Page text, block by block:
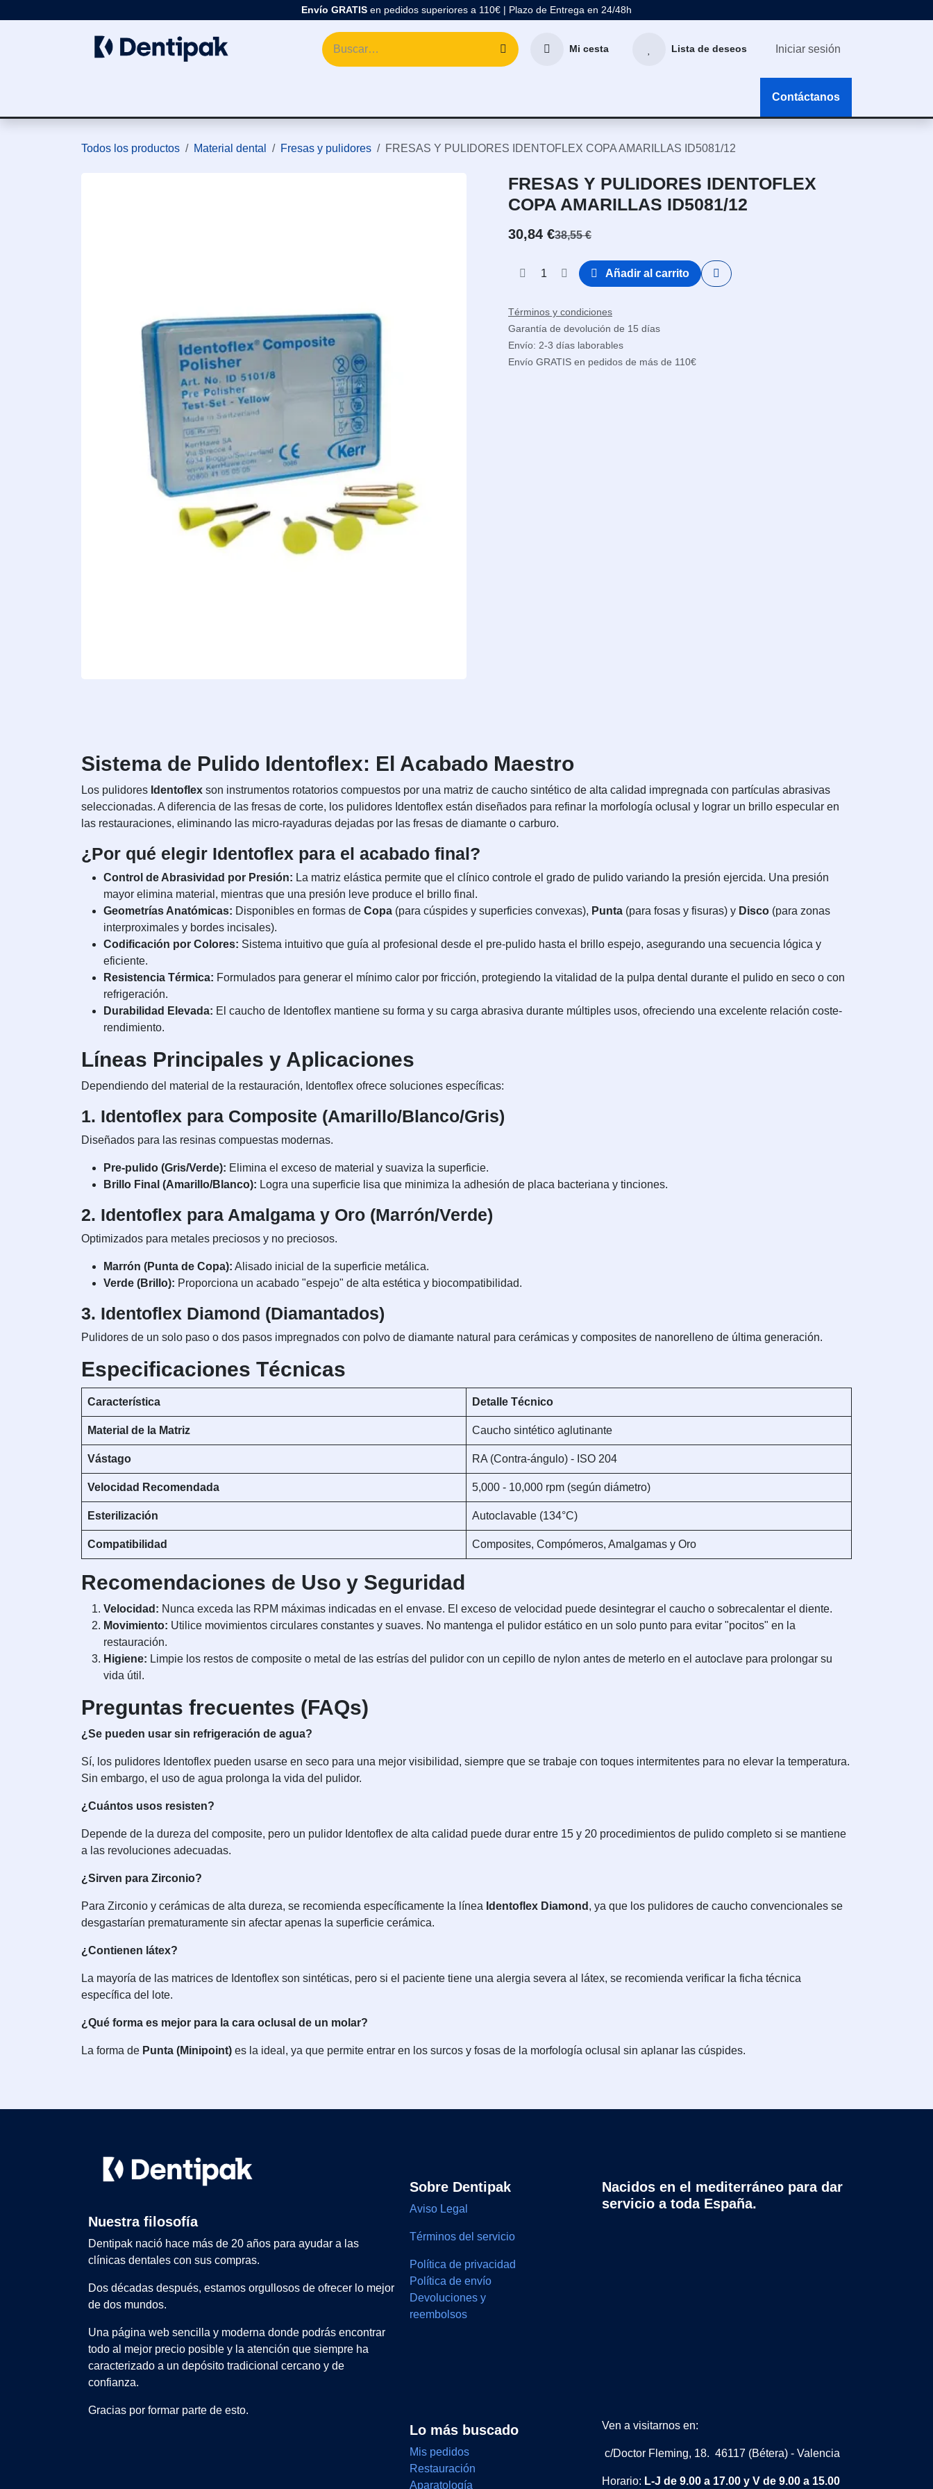
Envío GRATIS en pedidos superiores a 110€ | Plazo de Entrega en 24/48h
Mi cesta Lista de deseos Iniciar sesión
Contáctanos
Todos los productos Material dental Fresas y pulidores FRESAS Y PULIDORES IDENTOFLEX COPA AMARILLAS ID5081/12
FRESAS Y PULIDORES IDENTOFLEX
COPA AMARILLAS ID5081/12
30,84 €38,55€
Añadir al carrito
Términos y condiciones
Garantía de devolución de 15 días
Envío: 2-3 días laborables
Envío GRATIS en pedidos de más de 110€
Sistema de Pulido Identoflex: El Acabado Maestro
Los pulidores Identoflex son instrumentos rotatorios compuestos por una matriz de caucho sintético de alta calidad impregnada con partículas abrasivas
seleccionadas. A diferencia de las fresas de corte, los pulidores Identoflex están diseñados para refinar la morfología oclusal y lograr un brillo especular en
las restauraciones, eliminando las micro-rayaduras dejadas por las fresas de diamante o carburo.
¿Por qué elegir Identoflex para el acabado final?
Control de Abrasividad por Presión: La matriz elástica permite que el clínico controle el grado de pulido variando la presión ejercida. Una presión
mayor elimina material, mientras que una presión leve produce el brillo final.
Geometrías Anatómicas: Disponibles en formas de Copa (para cúspides y superficies convexas), Punta (para fosas y fisuras) y Disco (para zonas
interproximales y bordes incisales).
Codificación por Colores: Sistema intuitivo que guía al profesional desde el pre-pulido hasta el brillo espejo, asegurando una secuencia lógica y
eficiente.
Resistencia Térmica: Formulados para generar el mínimo calor por fricción, protegiendo la vitalidad de la pulpa dental durante el pulido en seco o con
refrigeración.
Durabilidad Elevada: El caucho de Identoflex mantiene su forma y su carga abrasiva durante múltiples usos, ofreciendo una excelente relación coste-
rendimiento.
Líneas Principales y Aplicaciones
Dependiendo del material de la restauración, Identoflex ofrece soluciones específicas:
1. Identoflex para Composite (Amarillo/Blanco/Gris)
Diseñados para las resinas compuestas modernas.
Pre-pulido (Gris/Verde): Elimina el exceso de material y suaviza la superficie.
Brillo Final (Amarillo/Blanco): Logra una superficie lisa que minimiza la adhesión de placa bacteriana y tinciones.
2. Identoflex para Amalgama y Oro (Marrón/Verde)
Optimizados para metales preciosos y no preciosos.
Marrón (Punta de Copa): Alisado inicial de la superficie metálica.
Verde (Brillo): Proporciona un acabado "espejo" de alta estética y biocompatibilidad.
3. Identoflex Diamond (Diamantados)
Pulidores de un solo paso o dos pasos impregnados con polvo de diamante natural para cerámicas y composites de nanorelleno de última generación.
Especificaciones Técnicas
Característica Detalle Técnico
Material de la Matriz Caucho sintético aglutinante
Vástago RA (Contra-ángulo) - ISO 204
Velocidad Recomendada 5,000 - 10,000 rpm (según diámetro)
Esterilización Autoclavable (134°C)
Compatibilidad Composites, Compómeros, Amalgamas y Oro
Recomendaciones de Uso y Seguridad
Velocidad: Nunca exceda las RPM máximas indicadas en el envase. El exceso de velocidad puede desintegrar el caucho o sobrecalentar el diente.
Movimiento: Utilice movimientos circulares constantes y suaves. No mantenga el pulidor estático en un solo punto para evitar "pocitos" en la
restauración.
Higiene: Limpie los restos de composite o metal de las estrías del pulidor con un cepillo de nylon antes de meterlo en el autoclave para prolongar su
vida útil.
Preguntas frecuentes (FAQs)
¿Se pueden usar sin refrigeración de agua?
Sí, los pulidores Identoflex pueden usarse en seco para una mejor visibilidad, siempre que se trabaje con toques intermitentes para no elevar la temperatura.
Sin embargo, el uso de agua prolonga la vida del pulidor.
¿Cuántos usos resisten?
Depende de la dureza del composite, pero un pulidor Identoflex de alta calidad puede durar entre 15 y 20 procedimientos de pulido completo si se mantiene
a las revoluciones adecuadas.
¿Sirven para Zirconio?
Para Zirconio y cerámicas de alta dureza, se recomienda específicamente la línea Identoflex Diamond , ya que los pulidores de caucho convencionales se
desgastarían prematuramente sin afectar apenas la superficie cerámica.
¿Contienen látex?
La mayoría de las matrices de Identoflex son sintéticas, pero si el paciente tiene una alergia severa al látex, se recomienda verificar la ficha técnica
específica del lote.
¿Qué forma es mejor para la cara oclusal de un molar?
La forma de Punta (Minipoint) es la ideal, ya que permite entrar en los surcos y fosas de la morfología oclusal sin aplanar las cúspides.
Lo más buscado
Mis pedidos
Restauración
Aparatología
Sobre Dentipak
Aviso Legal
Términos del servicio
Política de privacidad
Política de envío
Devoluciones y
reembolsos
Nacidos en el mediterráneo para dar
servicio a toda España.
Ven a visitarnos en:
c/Doctor Fleming, 18. 46117 (Bétera) - Valencia
Horario: L-J de 9.00 a 17.00 y V de 9.00 a 15.00
Nuestra filosofía
Dentipak nació hace más de 20 años para ayudar a las
clínicas dentales con sus compras.
Dos décadas después, estamos orgullosos de ofrecer lo mejor
de dos mundos.
Una página web sencilla y moderna donde podrás encontrar
todo al mejor precio posible y la atención que siempre ha
caracterizado a un depósito tradicional cercano y de
confianza.
Gracias por formar parte de esto.